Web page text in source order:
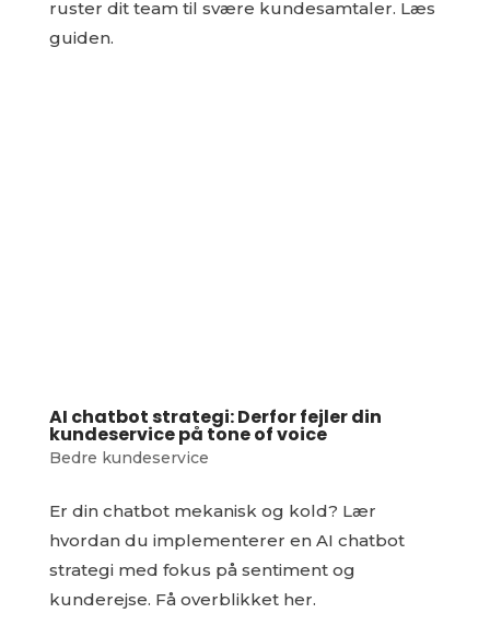
ruster dit team til svære kundesamtaler. Læs
guiden.
AI chatbot strategi: Derfor fejler din
kundeservice på tone of voice
Bedre kundeservice
Er din chatbot mekanisk og kold? Lær
hvordan du implementerer en AI chatbot
strategi med fokus på sentiment og
kunderejse. Få overblikket her.